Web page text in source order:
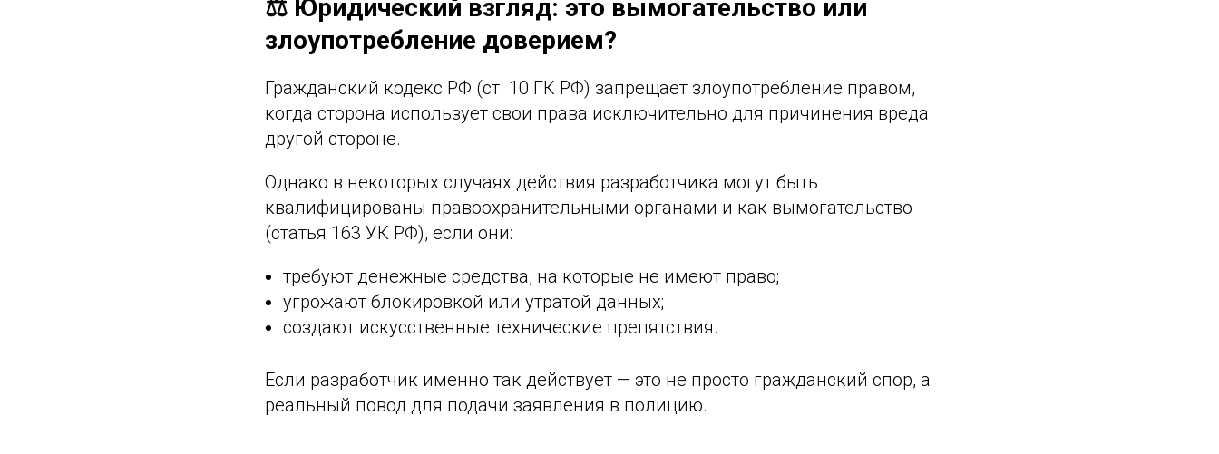
⚖️ Юридический взгляд: это вымогательство или
злоупотребление доверием?
Гражданский кодекс РФ (ст. 10 ГК РФ) запрещает злоупотребление правом,
когда сторона использует свои права исключительно для причинения вреда
другой стороне.
Однако в некоторых случаях действия разработчика могут быть
квалифицированы правоохранительными органами и как вымогательство
(статья 163 УК РФ), если они:
требуют денежные средства, на которые не имеют право;
угрожают блокировкой или утратой данных;
создают искусственные технические препятствия.
Если разработчик именно так действует — это не просто гражданский спор, а
реальный повод для подачи заявления в полицию.